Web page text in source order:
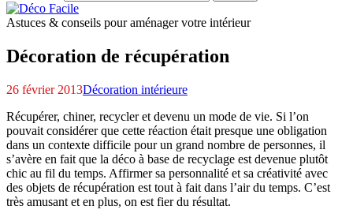
Astuces & conseils pour aménager votre intérieur
Décoration de récupération
26 février 2013Décoration intérieure
Récupérer, chiner, recycler et devenu un mode de vie. Si l’on
pouvait considérer que cette réaction était presque une obligation
dans un contexte difficile pour un grand nombre de personnes, il
s’avère en fait que la déco à base de recyclage est devenue plutôt
chic au fil du temps. Affirmer sa personnalité et sa créativité avec
des objets de récupération est tout à fait dans l’air du temps. C’est
très amusant et en plus, on est fier du résultat.